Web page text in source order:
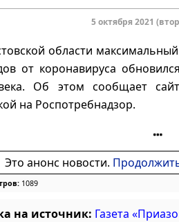
5 октября 2021
области
от коронавируса
Об этом сообщает
на Роспотребнадзор.
Это анонс новости.
1089
на источник: Газета